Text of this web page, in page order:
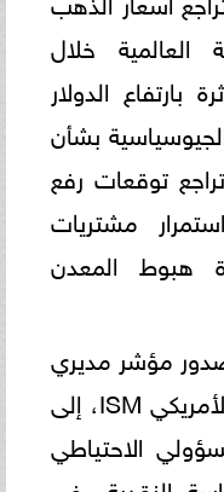
العالمية خلال
بارتفاع الدولار
بشأن
توقعات رفع
مشتريات
هبوط المعدن
مؤشر مديري
المشتريات لقطاع الخدمات الأمريكي ISM، إلى
الاحتياطي